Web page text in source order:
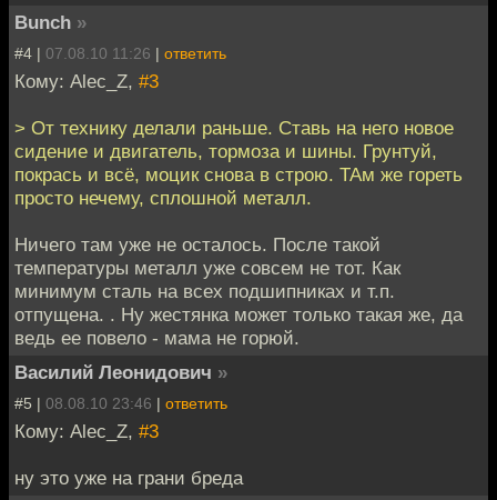
Bunch »
#4 | 07.08.10 11:26 | ответить
Кому: Alec_Z, #3
> От технику делали раньше. Ставь на него новое
сидение и двигатель, тормоза и шины. Грунтуй,
покрась и всё, моцик снова в строю. ТАм же гореть
просто нечему, сплошной металл.
Ничего там уже не осталось. После такой
температуры металл уже совсем не тот. Как
минимум сталь на всех подшипниках и т.п.
отпущена. . Ну жестянка может только такая же, да
ведь ее повело - мама не горюй.
Василий Леонидович »
#5 | 08.08.10 23:46 | ответить
Кому: Alec_Z, #3
ну это уже на грани бреда